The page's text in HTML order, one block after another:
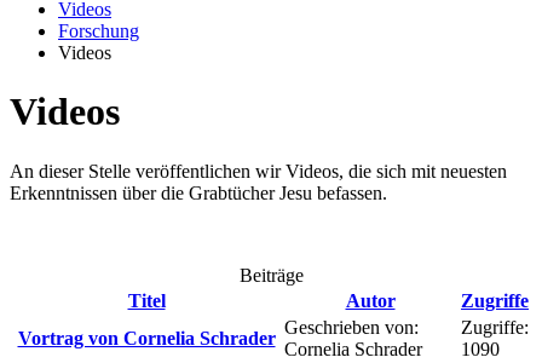
Videos
Forschung
Videos
Videos
An dieser Stelle veröffentlichen wir Videos, die sich mit neuesten
Erkenntnissen über die Grabtücher Jesu befassen.
Beiträge
Titel
Autor
Zugriffe
Vortrag von Cornelia Schrader
Geschrieben von:
Cornelia Schrader
Zugriffe:
1090